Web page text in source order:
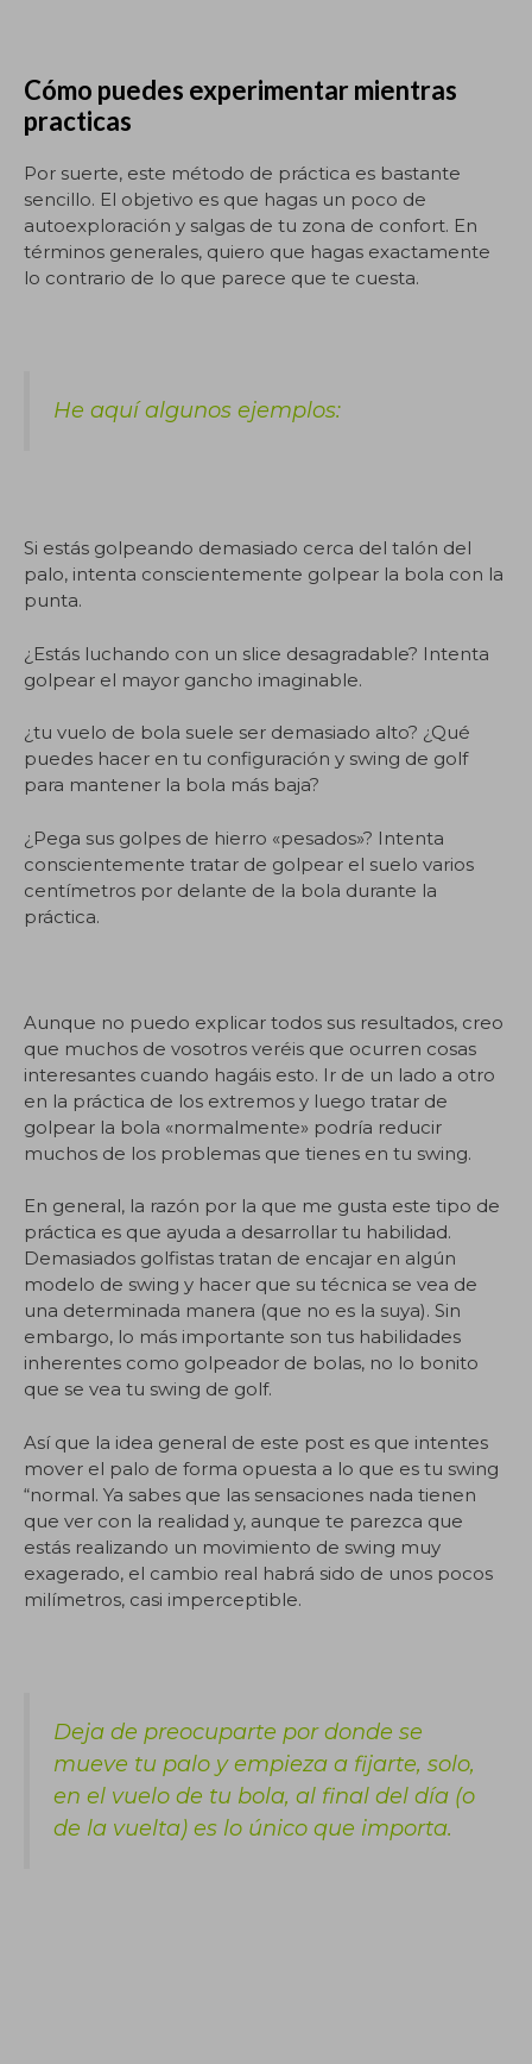
Cómo puedes experimentar mientras
practicas
Por suerte, este método de práctica es bastante
sencillo. El objetivo es que hagas un poco de
autoexploración y salgas de tu zona de confort. En
términos generales, quiero que hagas exactamente
lo contrario de lo que parece que te cuesta.
He aquí algunos ejemplos:
Si estás golpeando demasiado cerca del talón del
palo, intenta conscientemente golpear la bola con la
punta.
¿Estás luchando con un slice desagradable? Intenta
golpear el mayor gancho imaginable.
¿tu vuelo de bola suele ser demasiado alto? ¿Qué
puedes hacer en tu configuración y swing de golf
para mantener la bola más baja?
¿Pega sus golpes de hierro «pesados»? Intenta
conscientemente tratar de golpear el suelo varios
centímetros por delante de la bola durante la
práctica.
Aunque no puedo explicar todos sus resultados, creo
que muchos de vosotros veréis que ocurren cosas
interesantes cuando hagáis esto. Ir de un lado a otro
en la práctica de los extremos y luego tratar de
golpear la bola «normalmente» podría reducir
muchos de los problemas que tienes en tu swing.
En general, la razón por la que me gusta este tipo de
práctica es que ayuda a desarrollar tu habilidad.
Demasiados golfistas tratan de encajar en algún
modelo de swing y hacer que su técnica se vea de
una determinada manera (que no es la suya). Sin
embargo, lo más importante son tus habilidades
inherentes como golpeador de bolas, no lo bonito
que se vea tu swing de golf.
Así que la idea general de este post es que intentes
mover el palo de forma opuesta a lo que es tu swing
“normal. Ya sabes que las sensaciones nada tienen
que ver con la realidad y, aunque te parezca que
estás realizando un movimiento de swing muy
exagerado, el cambio real habrá sido de unos pocos
milímetros, casi imperceptible.
Deja de preocuparte por donde se
mueve tu palo y empieza a fijarte, solo,
en el vuelo de tu bola, al final del día (o
de la vuelta) es lo único que importa.